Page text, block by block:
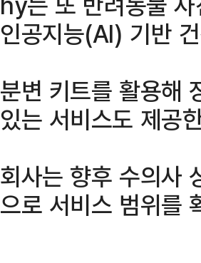
인공지능(AI) 기반
분변 키트를 활용해
있는 서비스도 제공
회사는 향후 수의사
으로 서비스 범위를